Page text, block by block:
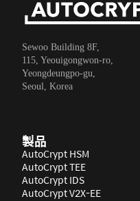
Sewoo Building 8F,
115, Yeouigongwon-ro,
Yeongdeungpo-gu,
Seoul, Korea
製品
AutoCrypt HSM
AutoCrypt TEE
AutoCrypt IDS
AutoCrypt V2X-EE